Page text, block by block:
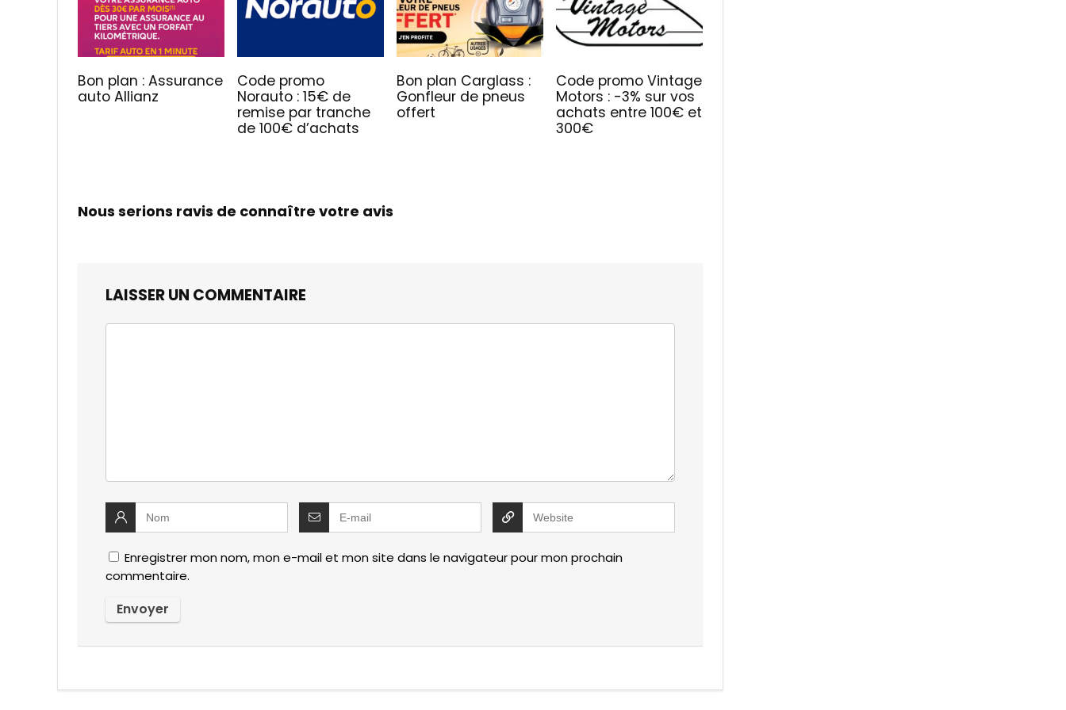
Bon plan : Assurance
auto Allianz
Code promo
Norauto : 15€ de
remise par tranche
de 100€ d’achats
Bon plan Carglass :
Gonfleur de pneus
offert
Code promo Vintage
Motors : -3% sur vos
achats entre 100€ et
300€
Nous serions ravis de connaître votre avis
LAISSER UN COMMENTAIRE
Enregistrer mon nom, mon e-mail et mon site dans le navigateur pour mon prochain
commentaire.